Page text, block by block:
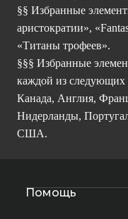
§§ Избранные
аристократии»,
«Титаны трофеев».
§§§ Избранные
каждой из следующих
Канада, Англия,
Нидерланды,
США.
Помощь